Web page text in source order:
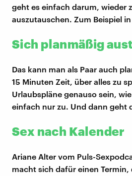
geht es einfach darum, wieder
auszutauschen. Zum Beispiel
Sich planmäßig
Das kann man als Paar auch
15 Minuten Zeit, über alles zu
Urlaubspläne genauso sein,
einfach nur zu. Und dann geht
Sex nach Kalender
Ariane Alter vom Puls-
macht sich dafür einen